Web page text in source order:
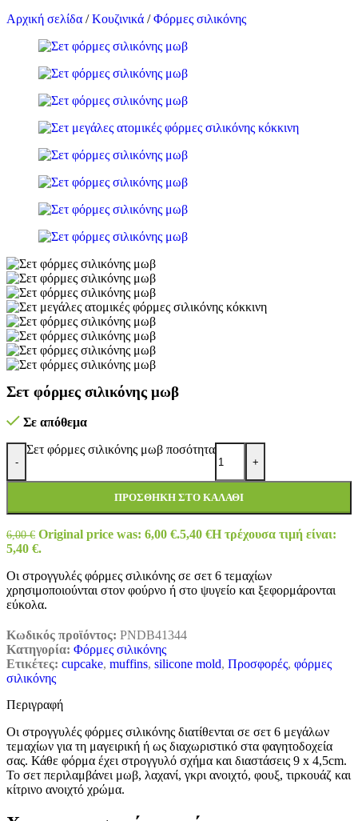
Αρχική σελίδα / Κουζινικά / Φόρμες σιλικόνης
Σετ φόρμες σιλικόνης μωβ
Σε απόθεμα
-
Σετ φόρμες σιλικόνης μωβ ποσότητα
+
ΠΡΟΣΘΉΚΗ ΣΤΟ ΚΑΛΆΘΙ
6,00€ Original price was: 6,00 €.5,40 €Η τρέχουσα τιμή είναι:
5,40 €.
Οι στρογγυλές φόρμες σιλικόνης σε σετ 6 τεμαχίων
χρησιμοποιούνται στον φούρνο ή στο ψυγείο και ξεφορμάρονται
εύκολα.
Κωδικός προϊόντος: PNDB41344
Κατηγορία: Φόρμες σιλικόνης
Ετικέτες: cupcake, muffins, silicone mold, Προσφορές, φόρμες
σιλικόνης
Περιγραφή
Οι στρογγυλές φόρμες σιλικόνης διατίθενται σε σετ 6 μεγάλων
τεμαχίων για τη μαγειρική ή ως διαχωριστικό στα φαγητοδοχεία
σας. Κάθε φόρμα έχει στρογγυλό σχήμα και διαστάσεις 9 x 4,5cm.
Το σετ περιλαμβάνει μωβ, λαχανί, γκρι ανοιχτό, φουξ, τιρκουάζ και
κίτρινο ανοιχτό χρώμα.